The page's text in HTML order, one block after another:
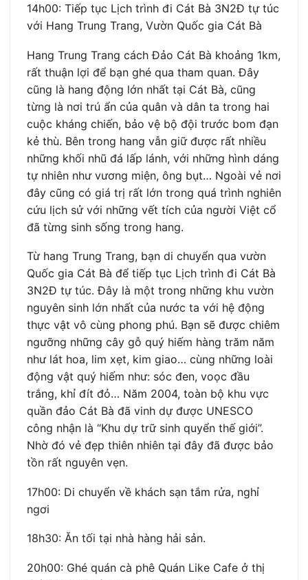
14h00: Tiếp tục Lịch trình đi Cát Bà 3N2Đ tự túc
với Hang Trung Trang, Vườn Quốc gia Cát Bà
Hang Trung Trang cách Đảo Cát Bà khoảng 1km,
rất thuận lợi để bạn ghé qua tham quan. Đây
cũng là hang động lớn nhất tại Cát Bà, cũng
từng là nơi trú ẩn của quân và dân ta trong hai
cuộc kháng chiến, bảo vệ bộ đội trước bom đạn
kẻ thù. Bên trong hang vẫn giữ được rất nhiều
những khối nhũ đá lấp lánh, với những hình dáng
tự nhiên như vương miện, ông bụt… Ngoài vẻ nơi
đây cũng có giá trị rất lớn trong quá trình nghiên
cứu lịch sử với những vết tích của người Việt cổ
đã từng sinh sống trong hang.
Từ hang Trung Trang, bạn di chuyển qua vườn
Quốc gia Cát Bà để tiếp tục Lịch trình đi Cát Bà
3N2Đ tự túc. Đây là một trong những khu vườn
nguyên sinh lớn nhất của nước ta với hệ động
thực vật vô cùng phong phú. Bạn sẽ được chiêm
ngưỡng những cây gỗ quý hiếm hàng trăm năm
như lát hoa, lim xẹt, kim giao… cùng những loài
động vật quý hiếm như: sóc đen, voọc đầu
trắng, khỉ đít đỏ… Năm 2004, toàn bộ khu vực
quần đảo Cát Bà đã vinh dự được UNESCO
công nhận là “Khu dự trữ sinh quyển thế giới”.
Nhờ đó vẻ đẹp thiên nhiên tại đây đã được bảo
tồn rất nguyên vẹn.
17h00: Di chuyển về khách sạn tắm rửa, nghỉ
ngơi
18h30: Ăn tối tại nhà hàng hải sản.
20h00: Ghé quán cà phê Quán Like Cafe ở thị